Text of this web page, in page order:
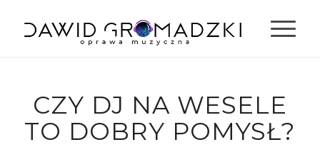
CZY DJ NA WESELE
TO DOBRY POMYSŁ?